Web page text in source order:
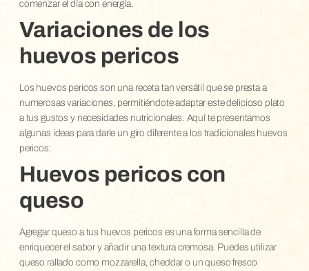
comenzar el día con energía.
Variaciones de los
huevos pericos
Los huevos pericos son una receta tan versátil que se presta a
numerosas variaciones, permitiéndote adaptar este delicioso plato
a tus gustos y necesidades nutricionales. Aquí te presentamos
algunas ideas para darle un giro diferente a los tradicionales huevos
pericos:
Huevos pericos con
queso
Agregar queso a tus huevos pericos es una forma sencilla de
enriquecer el sabor y añadir una textura cremosa. Puedes utilizar
queso rallado como mozzarella, cheddar o un queso fresco